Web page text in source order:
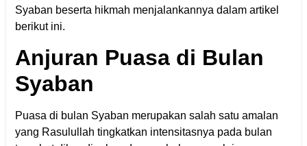
Syaban beserta hikmah menjalankannya dalam artikel
berikut ini.
Anjuran Puasa di Bulan
Syaban
Puasa di bulan Syaban merupakan salah satu amalan
yang Rasulullah tingkatkan intensitasnya pada bulan